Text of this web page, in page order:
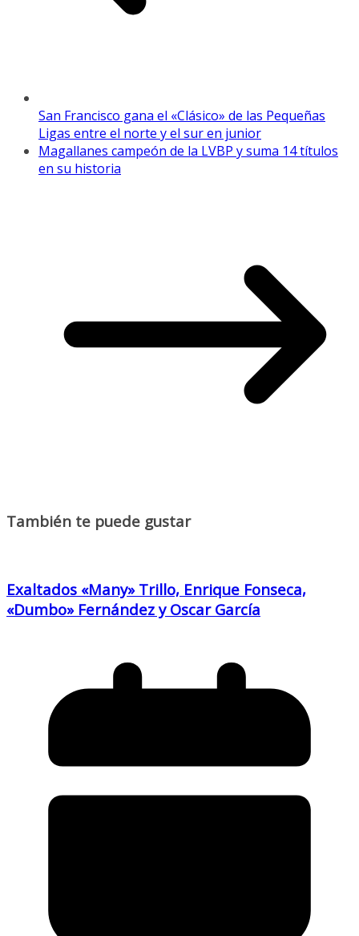
San Francisco gana el «Clásico» de las Pequeñas
Ligas entre el norte y el sur en junior
Magallanes campeón de la LVBP y suma 14 títulos
en su historia
También te puede gustar
Exaltados «Many» Trillo, Enrique Fonseca,
«Dumbo» Fernández y Oscar García